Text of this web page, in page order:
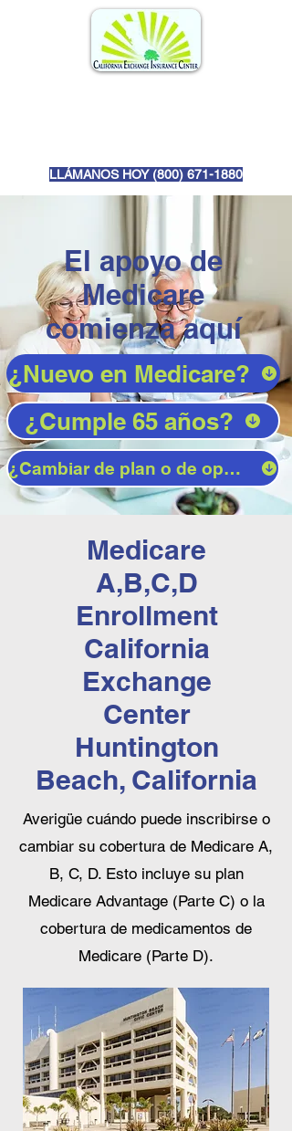
LLÁMANOS HOY (800) 671-1880
El apoyo de
Medicare
comienza aquí
¿Nuevo en Medicare?
¿Cumple 65 años?
¿Cambiar de plan o de operador?
Medicare
A,B,C,D
Enrollment
California
Exchange
Center
Huntington
Beach, California
Averigüe cuándo puede inscribirse o
cambiar su cobertura de Medicare A,
B, C, D. Esto incluye su plan
Medicare Advantage (Parte C) o la
cobertura de medicamentos de
Medicare (Parte D).